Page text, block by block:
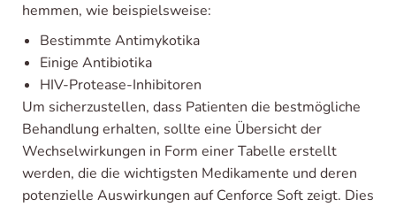
hemmen, wie beispielsweise:
Bestimmte Antimykotika
Einige Antibiotika
HIV-Protease-Inhibitoren
Um sicherzustellen, dass Patienten die bestmögliche
Behandlung erhalten, sollte eine Übersicht der
Wechselwirkungen in Form einer Tabelle erstellt
werden, die die wichtigsten Medikamente und deren
potenzielle Auswirkungen auf Cenforce Soft zeigt. Dies